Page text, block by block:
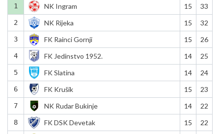
1 NK Ingram 15 33
2 NK Rijeka 15 32
3 FK Rainci Gornji 15 26
4 FK Jedinstvo 1952. 14 25
5 FK Slatina 14 24
6 FK Krušik 15 23
7 NK Rudar Bukinje 14 22
8 FK DSK Devetak 15 22